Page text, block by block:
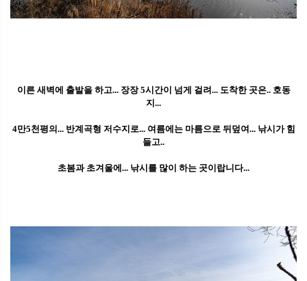
이른 새벽에 출발을 하고... 장장 5시간이 넘게 걸려... 도착한 곳은.. 호동
지...
4만5천평의... 반계곡형 저수지로... 여름에는 마름으로 뒤덮여... 낚시가 힘
들고..
초봄과 초겨울에... 낚시를 많이 하는 곳이랍니다...